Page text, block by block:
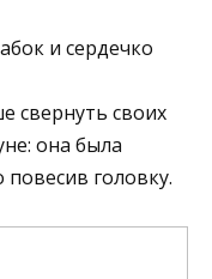
и сердечко
свернуть своих
она была
повесив головку.